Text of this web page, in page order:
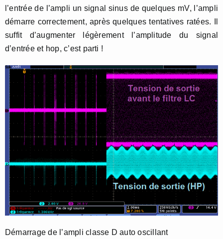
l’entrée de l’ampli un signal sinus de quelques mV, l’ampli
démarre correctement, après quelques tentatives ratées. Il
suffit d’augmenter légèrement l’amplitude du signal
d’entrée et hop, c’est parti !
Démarrage de l’ampli classe D auto oscillant